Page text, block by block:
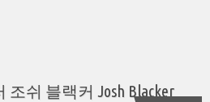
쉬 블랙커 Josh Blacker